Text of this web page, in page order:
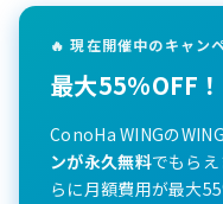
🔥 現在開催中のキャン
最大55%OFF
ConoHa WINGの
ンが永久無料でもら
らに月額費用が最大